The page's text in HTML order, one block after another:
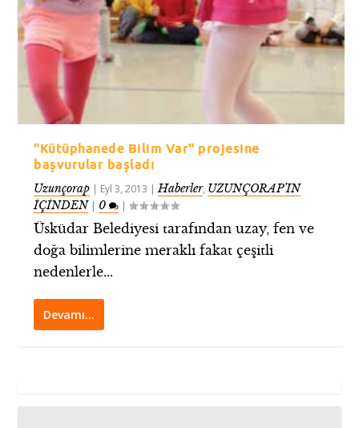
"Kütüphanede Bilim Var" projesine
başvurular başladı
Uzunçorap | Eyl 3, 2013 |Haberler, UZUNÇORAP’IN
İÇİNDEN| 0 |
Üsküdar Belediyesi tarafından uzay, fen ve
doğa bilimlerine meraklı fakat çeşitli
nedenlerle...
Devamı…